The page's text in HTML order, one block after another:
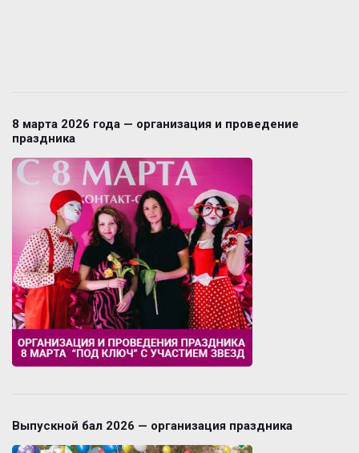
8 марта 2026 года — организация и проведение
праздника
Выпускной бал 2026 — организация праздника